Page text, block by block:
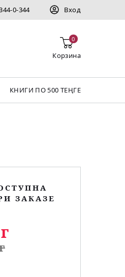
0-344 Вход
0
Корзина
КНИГИ ПО 500 ТЕҢГЕ
ЗАКАЗЕ